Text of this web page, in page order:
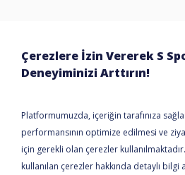
MotoGP, UFC, NFL ve